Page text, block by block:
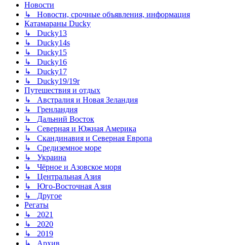
Новости
↳ Новости, срочные объявления, информация
Катамараны Ducky
↳ Ducky13
↳ Ducky14s
↳ Ducky15
↳ Ducky16
↳ Ducky17
↳ Ducky19/19r
Путешествия и отдых
↳ Австралия и Новая Зеландия
↳ Гренландия
↳ Дальний Восток
↳ Северная и Южная Америка
↳ Скандинавия и Северная Европа
↳ Средиземное море
↳ Украина
↳ Чёрное и Азовское моря
↳ Центральная Азия
↳ Юго-Восточная Азия
↳ Другое
Регаты
↳ 2021
↳ 2020
↳ 2019